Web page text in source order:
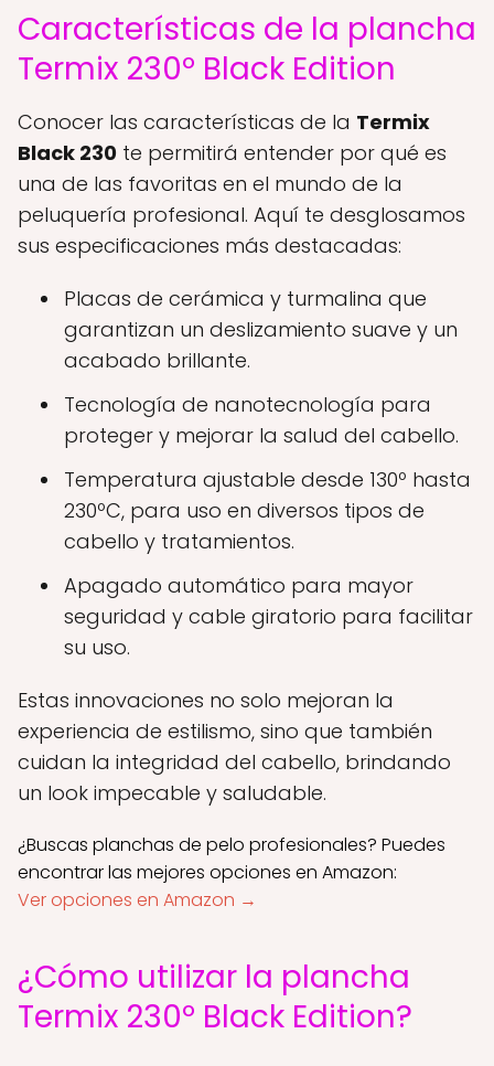
Características de la plancha
Termix 230º Black Edition
Conocer las características de la Termix
Black 230 te permitirá entender por qué es
una de las favoritas en el mundo de la
peluquería profesional. Aquí te desglosamos
sus especificaciones más destacadas:
Placas de cerámica y turmalina que
garantizan un deslizamiento suave y un
acabado brillante.
Tecnología de nanotecnología para
proteger y mejorar la salud del cabello.
Temperatura ajustable desde 130º hasta
230ºC, para uso en diversos tipos de
cabello y tratamientos.
Apagado automático para mayor
seguridad y cable giratorio para facilitar
su uso.
Estas innovaciones no solo mejoran la
experiencia de estilismo, sino que también
cuidan la integridad del cabello, brindando
un look impecable y saludable.
¿Buscas planchas de pelo profesionales? Puedes
encontrar las mejores opciones en Amazon:
Ver opciones en Amazon →
¿Cómo utilizar la plancha
Termix 230º Black Edition?